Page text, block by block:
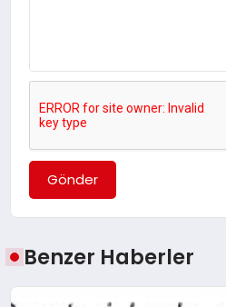
Gönder
Benzer Haberler